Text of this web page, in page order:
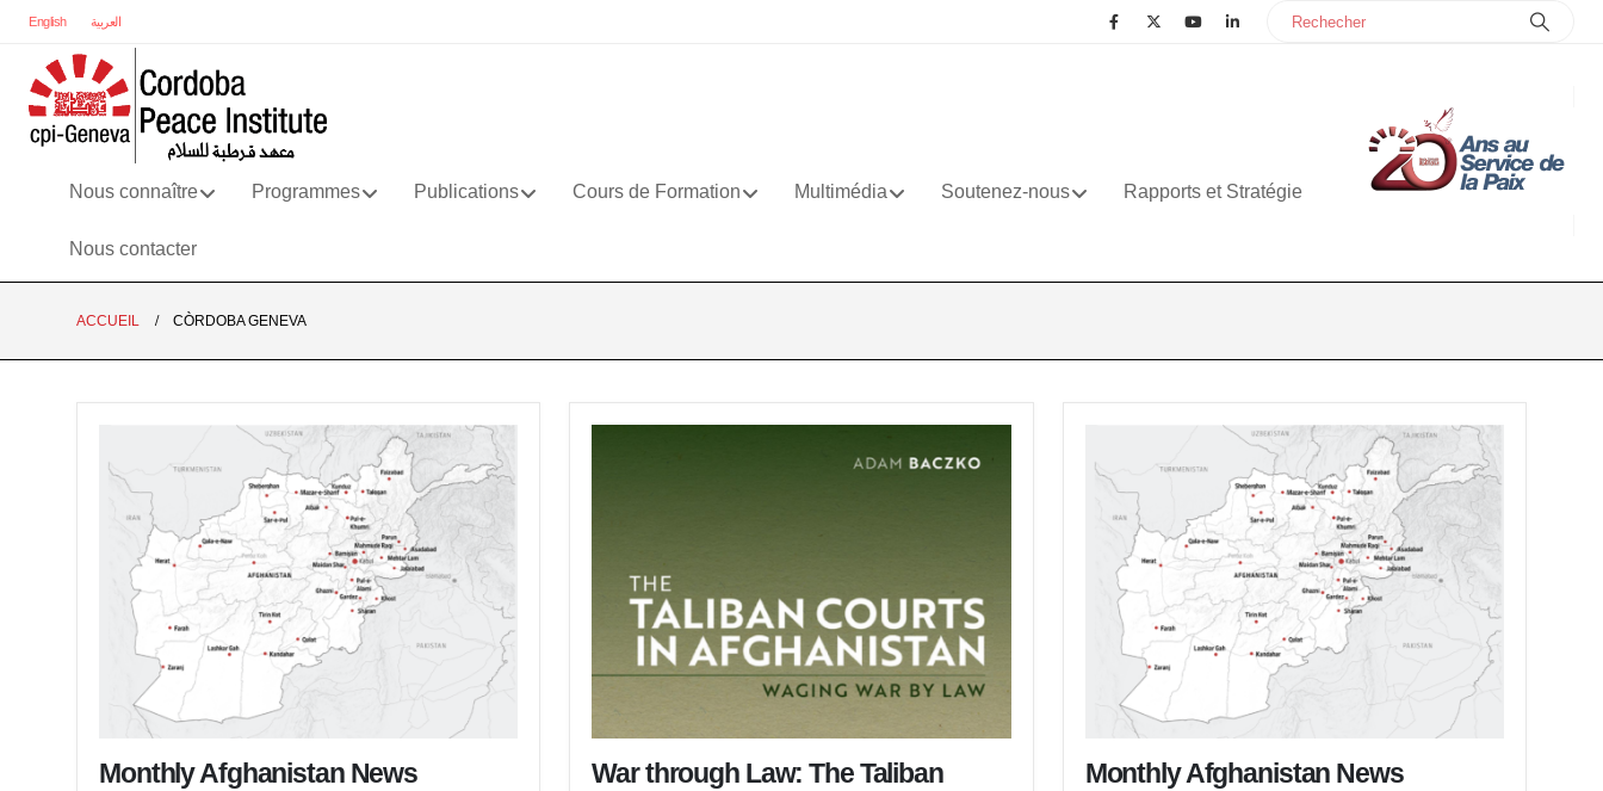
English العربية
Nous connaître Programmes Publications Cours de Formation Multimédia Soutenez-nous Rapports et Stratégie
Nous contacter
ACCUEIL CÒRDOBA GENEVA
Monthly Afghanistan News
War through Law: The Taliban
Monthly Afghanistan News